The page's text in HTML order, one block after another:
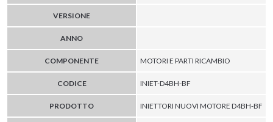
VERSIONE
ANNO
COMPONENTE MOTORI E PARTI RICAMBIO
CODICE INIET-D4BH-BF
PRODOTTO INIETTORI NUOVI MOTORE D4BH-BF